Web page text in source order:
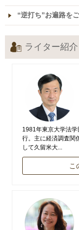
“逆打ち”お遍路を
ライター紹介
1981年東京大学法
行。主に経済調査関
して久留米大...
こ